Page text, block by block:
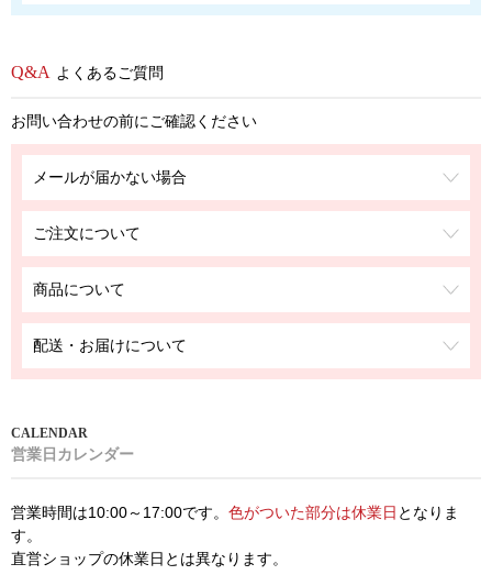
よくあるご質問
お問い合わせの前にご確認ください
メールが届かない場合
ご注文について
商品について
配送・お届けについて
営業日カレンダー
営業時間は10:00～17:00です。 色がついた部分は休業日 となりま
す。
直営ショップの休業日とは異なります。